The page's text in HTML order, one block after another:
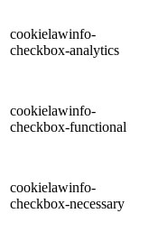
cookielawinfo-
checkbox-analytics
cookielawinfo-
checkbox-functional
cookielawinfo-
checkbox-necessary